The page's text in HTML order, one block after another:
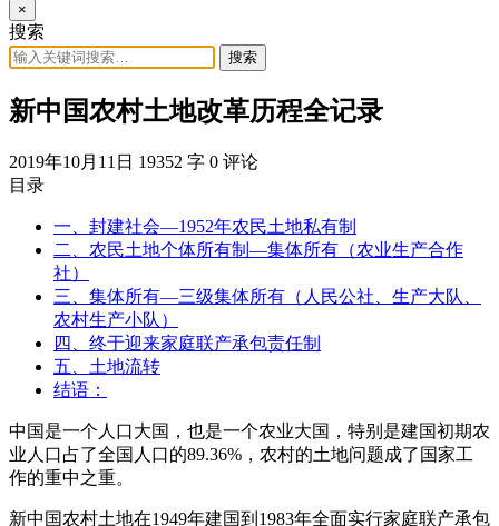
×
搜索
搜索
新中国农村土地改革历程全记录
2019年10月11日 19352 字 0 评论
目录
一、封建社会—1952年农民土地私有制
二、农民土地个体所有制—集体所有（农业生产合作
社）
三、集体所有—三级集体所有（人民公社、生产大队、
农村生产小队）
四、终于迎来家庭联产承包责任制
五、土地流转
结语：
中国是一个人口大国，也是一个农业大国，特别是建国初期农
业人口占了全国人口的89.36%，农村的土地问题成了国家工
作的重中之重。
新中国农村土地在1949年建国到1983年全面实行家庭联产承包